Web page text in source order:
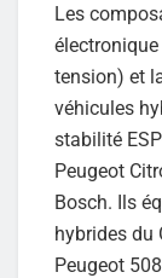
Les
tension) et
véhicules
stabilité
Peugeot
Bosch. Ils
hybrides du
Peugeot